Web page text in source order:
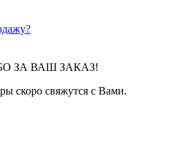
ЗА ВАШ ЗАКАЗ!
скоро свяжутся с Вами.